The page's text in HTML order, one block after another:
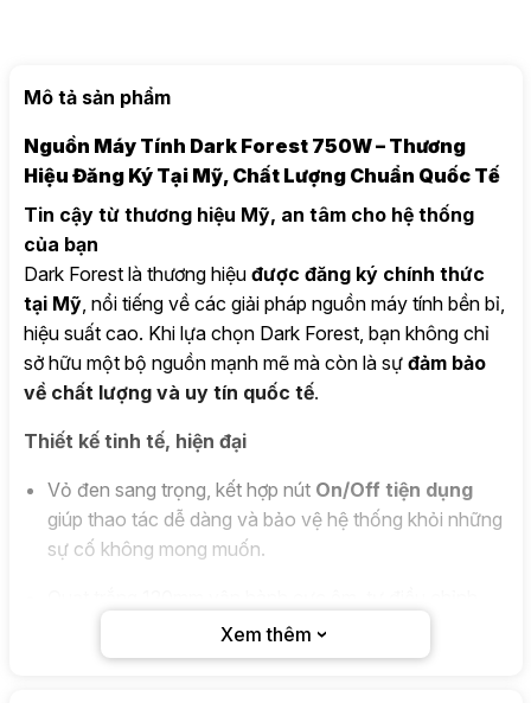
Mô tả sản phẩm
Nguồn Máy Tính Dark Forest 750W – Thương
Hiệu Đăng Ký Tại Mỹ, Chất Lượng Chuẩn Quốc Tế
Tin cậy từ thương hiệu Mỹ, an tâm cho hệ thống
của bạn
Dark Forest là thương hiệu được đăng ký chính thức
tại Mỹ, nổi tiếng về các giải pháp nguồn máy tính bền bỉ,
hiệu suất cao. Khi lựa chọn Dark Forest, bạn không chỉ
sở hữu một bộ nguồn mạnh mẽ mà còn là sự đảm bảo
về chất lượng và uy tín quốc tế.
Thiết kế tinh tế, hiện đại
Vỏ đen sang trọng, kết hợp nút On/Off tiện dụng
giúp thao tác dễ dàng và bảo vệ hệ thống khỏi những
sự cố không mong muốn.
theo nhiệt độ, giữ nguồn luôn mát, giảm tiếng ồn tối
Xem thêm